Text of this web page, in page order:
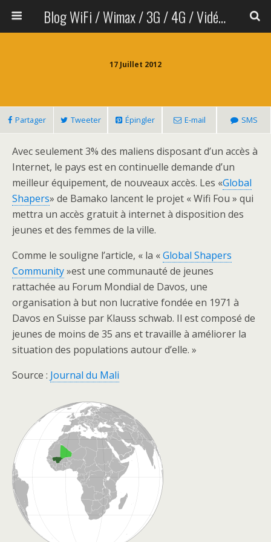
Blog WiFi / Wimax / 3G / 4G / Vidéo sans fil
17 Juillet 2012
Partager Tweeter Épingler E-mail SMS
Avec seulement 3% des maliens disposant d’un accès à
Internet, le pays est en continuelle demande d’un
meilleur équipement, de nouveaux accès. Les «Global
Shapers» de Bamako lancent le projet « Wifi Fou » qui
mettra un accès gratuit à internet à disposition des
jeunes et des femmes de la ville.
Comme le souligne l’article, « la «Global Shapers
Community»est une communauté de jeunes
rattachée au Forum Mondial de Davos, une
organisation à but non lucrative fondée en 1971 à
Davos en Suisse par Klauss schwab. Il est composé de
jeunes de moins de 35 ans et travaille à améliorer la
situation des populations autour d’elle. »
Source : Journal du Mali